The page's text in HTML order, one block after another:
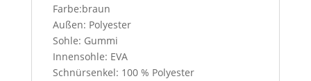
Farbe:braun
Außen: Polyester
Sohle: Gummi
Innensohle: EVA
Schnürsenkel: 100 % Polyester